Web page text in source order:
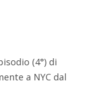
(4°) di
a NYC dal